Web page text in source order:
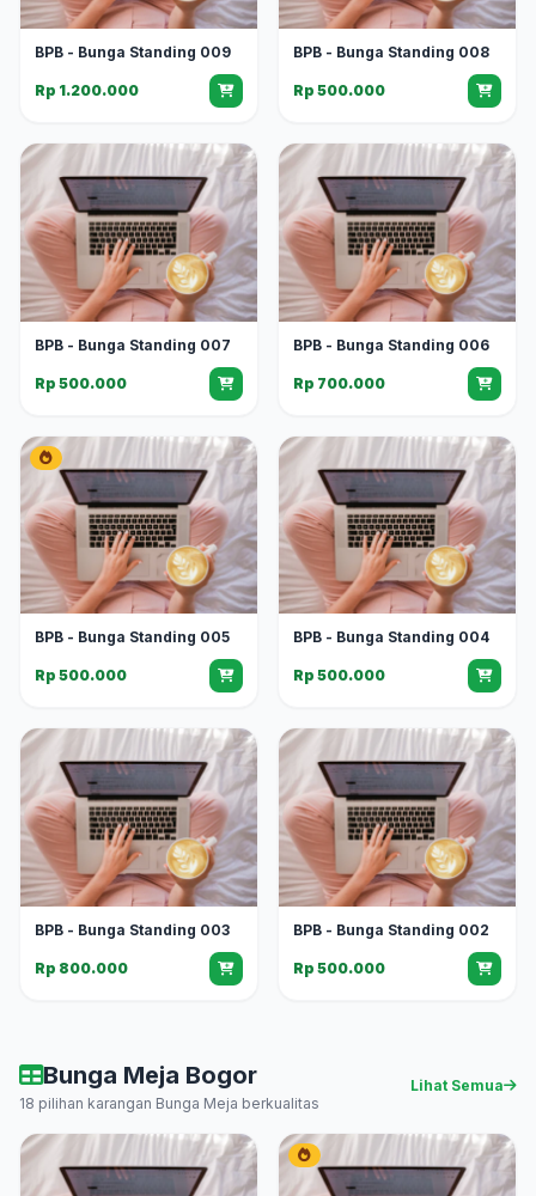
BPB - Bunga Standing 009
Rp 1.200.000
BPB - Bunga Standing 008
Rp 500.000
BPB - Bunga Standing 007
Rp 500.000
BPB - Bunga Standing 006
Rp 700.000
BPB - Bunga Standing 005
Rp 500.000
BPB - Bunga Standing 004
Rp 500.000
BPB - Bunga Standing 003
Rp 800.000
BPB - Bunga Standing 002
Rp 500.000
Bunga Meja Bogor
18 pilihan karangan Bunga Meja berkualitas
Lihat Semua